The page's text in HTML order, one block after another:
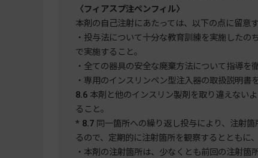
〈フィアスプ注ペンフィル〉
本剤の自己注射にあたっては、以下の点に留意す
・投与法について十分な教育訓練を実施した
で実施すること。
・全ての器具の安全な廃棄方法について指導を
・専用のインスリンペン型注入器の取扱説明書
8.6本剤と他のインスリン製剤を取り違えない
ること。
* 8.7同一箇所への繰り返し投与により、注射
るので、定期的に注射箇所を観察するとともに
・本剤の注射箇所は、少なくとも前回の注射箇